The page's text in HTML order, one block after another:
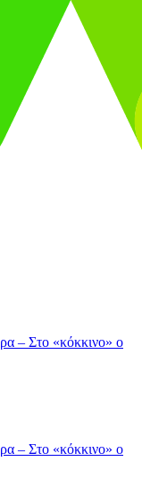
– Στο «κόκκινο» ο
– Στο «κόκκινο» ο